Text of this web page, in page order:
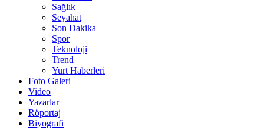
Sağlık
Seyahat
Son Dakika
Spor
Teknoloji
Trend
Yurt Haberleri
Foto Galeri
Video
Yazarlar
Röportaj
Biyografi